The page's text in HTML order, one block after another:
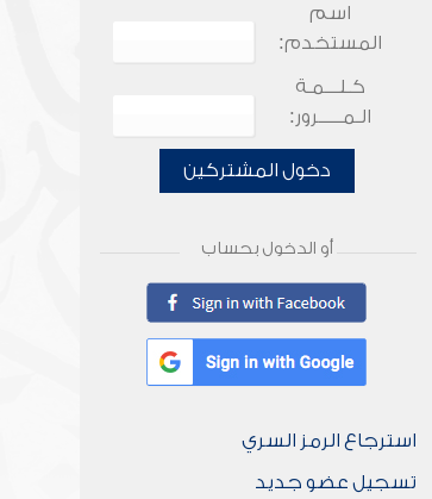
اسم
المستخدم:
كـلـــمـة
الـمـــــرور:
دخول المشتركين
أو الدخول بحساب
استرجاع الرمز السري
تسجيل عضو جديد